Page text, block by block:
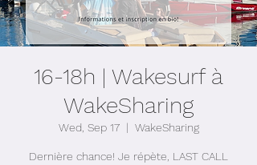
16-18h | Wakesurf à
WakeSharing
Wed, Sep 17
  |
WakeSharing
Dernière chance! Je répète, LAST CALL